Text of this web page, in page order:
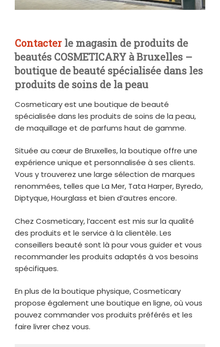
Contacter le magasin de produits de
beautés COSMETICARY à Bruxelles –
boutique de beauté spécialisée dans les
produits de soins de la peau
Cosmeticary est une boutique de beauté
spécialisée dans les produits de soins de la peau,
de maquillage et de parfums haut de gamme.
Située au cœur de Bruxelles, la boutique offre une
expérience unique et personnalisée à ses clients.
Vous y trouverez une large sélection de marques
renommées, telles que La Mer, Tata Harper, Byredo,
Diptyque, Hourglass et bien d’autres encore.
Chez Cosmeticary, l’accent est mis sur la qualité
des produits et le service à la clientèle. Les
conseillers beauté sont là pour vous guider et vous
recommander les produits adaptés à vos besoins
spécifiques.
En plus de la boutique physique, Cosmeticary
propose également une boutique en ligne, où vous
pouvez commander vos produits préférés et les
faire livrer chez vous.